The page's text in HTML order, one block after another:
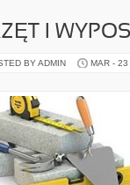
I
BY ADMIN MAR -